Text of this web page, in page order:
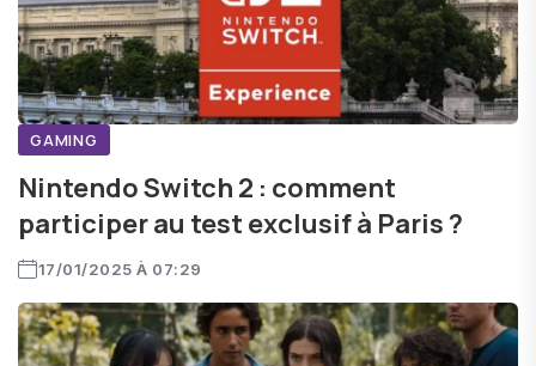
GAMING
Nintendo Switch 2 : comment
participer au test exclusif à Paris ?
17/01/2025 À 07:29